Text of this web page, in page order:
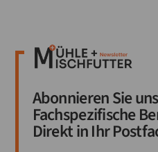
Abonnieren Sie
Fachspezifische
Direkt in Ihr